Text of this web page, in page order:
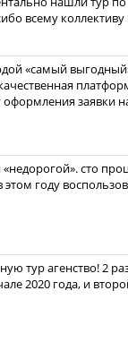
всему
«самый
заявки
сто
этом году
тур агенство! 2
2020 года, и